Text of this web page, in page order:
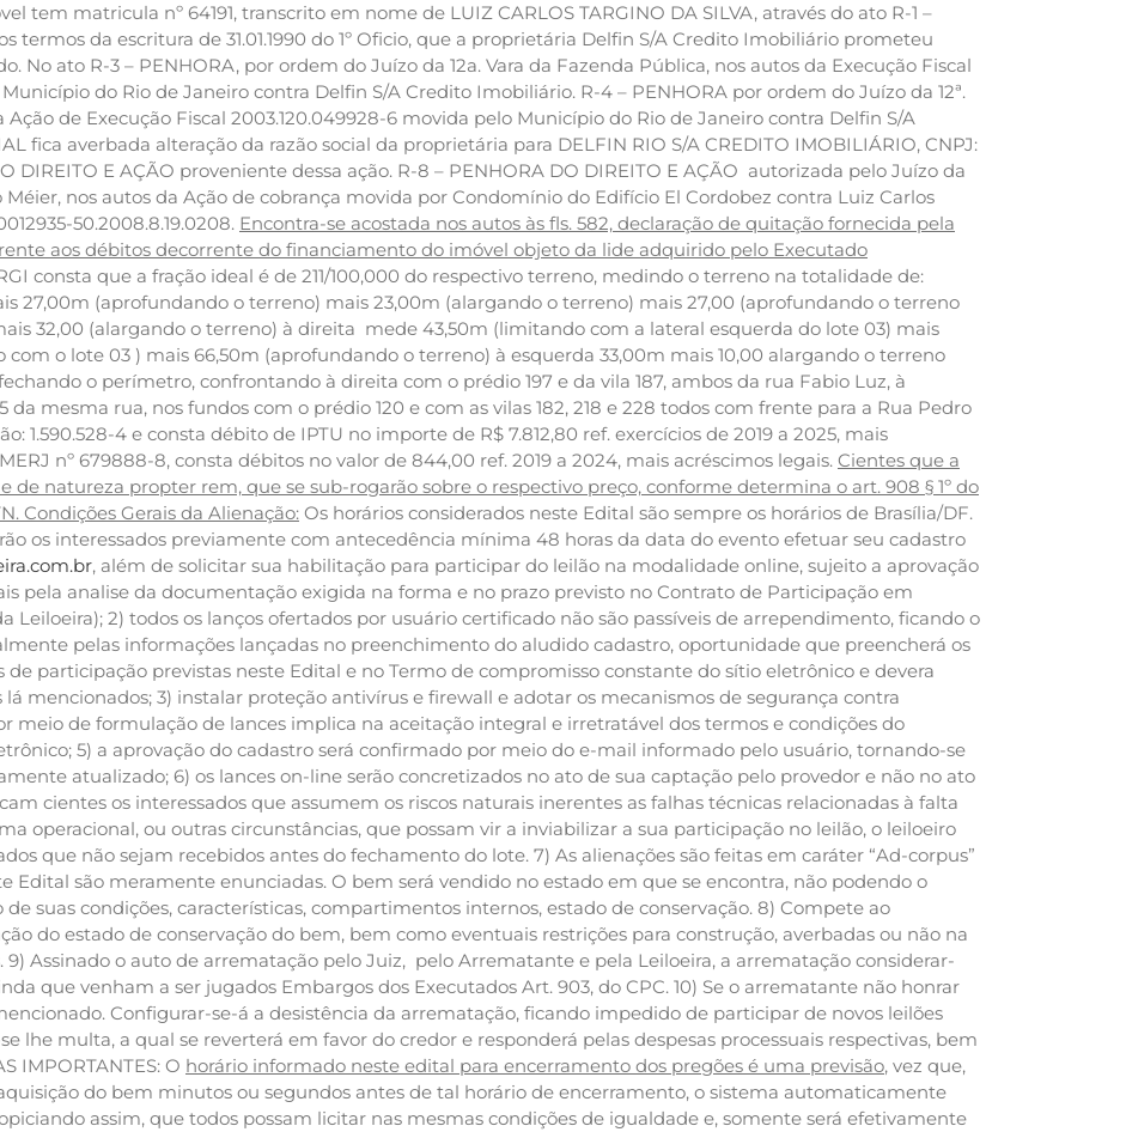
tem matricula nº 64191, transcrito em nome de LUIZ CARLOS TARGINO DA SILVA, através do ato R-1 –
termos da escritura de 31.01.1990 do 1º Oficio, que a proprietária Delfin S/A Credito Imobiliário prometeu
No ato R-3 – PENHORA, por ordem do Juízo da 12a. Vara da Fazenda Pública, nos autos da Execução Fiscal
do Rio de Janeiro contra Delfin S/A Credito Imobiliário. R-4 – PENHORA por ordem do Juízo da 12ª.
de Execução Fiscal 2003.120.049928-6 movida pelo Município do Rio de Janeiro contra Delfin S/A
fica averbada alteração da razão social da proprietária para DELFIN RIO S/A CREDITO IMOBILIÁRIO, CNPJ:
DIREITO E AÇÃO proveniente dessa ação. R-8 – PENHORA DO DIREITO E AÇÃO autorizada pelo Juízo da
Méier, nos autos da Ação de cobrança movida por Condomínio do Edifício El Cordobez contra Luiz Carlos
50.2008.8.19.0208. Encontra-se acostada nos autos às fls. 582, declaração de quitação fornecida pela
aos débitos decorrente do financiamento do imóvel objeto da lide adquirido pelo Executado
consta que a fração ideal é de 211/100,000 do respectivo terreno, medindo o terreno na totalidade de:
27,00m (aprofundando o terreno) mais 23,00m (alargando o terreno) mais 27,00 (aprofundando o terreno
32,00 (alargando o terreno) à direita mede 43,50m (limitando com a lateral esquerda do lote 03) mais
o lote 03 ) mais 66,50m (aprofundando o terreno) à esquerda 33,00m mais 10,00 alargando o terreno
o perímetro, confrontando à direita com o prédio 197 e da vila 187, ambos da rua Fabio Luz, à
da mesma rua, nos fundos com o prédio 120 e com as vilas 182, 218 e 228 todos com frente para a Rua Pedro
1.590.528-4 e consta débito de IPTU no importe de R$ 7.812,80 ref. exercícios de 2019 a 2025, mais
nº 679888-8, consta débitos no valor de 844,00 ref. 2019 a 2024, mais acréscimos legais. Cientes que a
de natureza propter rem, que se sub-rogarão sobre o respectivo preço, conforme determina o art. 908 § 1º do
Condições Gerais da Alienação: Os horários considerados neste Edital são sempre os horários de Brasília/DF.
os interessados previamente com antecedência mínima 48 horas da data do evento efetuar seu cadastro
, além de solicitar sua habilitação para participar do leilão na modalidade online, sujeito a aprovação
pela analise da documentação exigida na forma e no prazo previsto no Contrato de Participação em
Leiloeira); 2) todos os lanços ofertados por usuário certificado não são passíveis de arrependimento, ficando o
pelas informações lançadas no preenchimento do aludido cadastro, oportunidade que preencherá os
de participação previstas neste Edital e no Termo de compromisso constante do sítio eletrônico e devera
mencionados; 3) instalar proteção antivírus e firewall e adotar os mecanismos de segurança contra
meio de formulação de lances implica na aceitação integral e irretratável dos termos e condições do
5) a aprovação do cadastro será confirmado por meio do e-mail informado pelo usuário, tornando-se
atualizado; 6) os lances on-line serão concretizados no ato de sua captação pelo provedor e não no ato
cientes os interessados que assumem os riscos naturais inerentes as falhas técnicas relacionadas à falta
operacional, ou outras circunstâncias, que possam vir a inviabilizar a sua participação no leilão, o leiloeiro
que não sejam recebidos antes do fechamento do lote. 7) As alienações são feitas em caráter “Ad-corpus”
Edital são meramente enunciadas. O bem será vendido no estado em que se encontra, não podendo o
suas condições, características, compartimentos internos, estado de conservação. 8) Compete ao
do estado de conservação do bem, bem como eventuais restrições para construção, averbadas ou não na
Assinado o auto de arrematação pelo Juiz, pelo Arrematante e pela Leiloeira, a arrematação considerar-
que venham a ser jugados Embargos dos Executados Art. 903, do CPC. 10) Se o arrematante não honrar
Configurar-se-á a desistência da arrematação, ficando impedido de participar de novos leilões
lhe multa, a qual se reverterá em favor do credor e responderá pelas despesas processuais respectivas, bem
IMPORTANTES: O horário informado neste edital para encerramento dos pregões é uma previsão, vez que,
do bem minutos ou segundos antes de tal horário de encerramento, o sistema automaticamente
assim, que todos possam licitar nas mesmas condições de igualdade e, somente será efetivamente